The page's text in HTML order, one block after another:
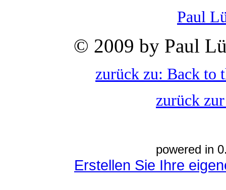
Paul
© 2009 by Paul
zurück zu: Back to
zurück
powered in
Erstellen Sie Ihre